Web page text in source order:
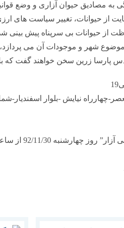
مصادیق حیوان آزاری و وضع
از حیوانات، تغییر سیاست های
از حیوانات بی سرپناه پیش بینی
شهر و موجودات آن می پردازد،
پارسا زرین سخن خواهند گفت که
چهارراه نیایش -بلوار اسفندیار-